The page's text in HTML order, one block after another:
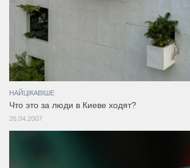
НАЙЦІКАВІШЕ
Что это за люди в Киеве ходят?
26.04.2007